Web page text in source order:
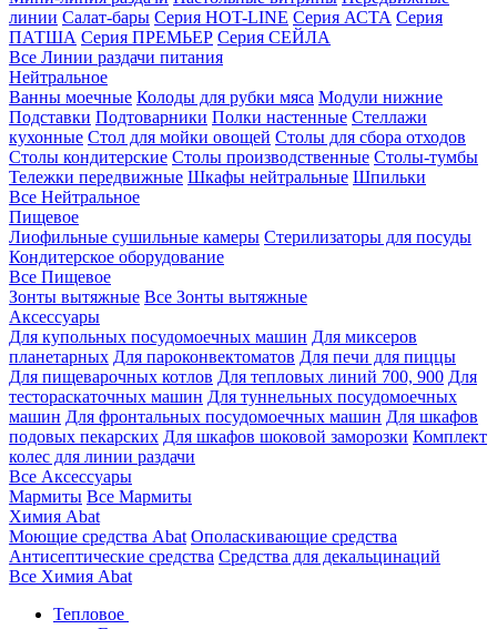
линии Салат-бары Серия HOT-LINE Серия АСТА Серия
ПАТША Серия ПРЕМЬЕР Серия СЕЙЛА
Все Линии раздачи питания
Нейтральное
Ванны моечные Колоды для рубки мяса Модули нижние
Подставки Подтоварники Полки настенные Стеллажи
кухонные Стол для мойки овощей Столы для сбора отходов
Столы кондитерские Столы производственные Столы-тумбы
Тележки передвижные Шкафы нейтральные Шпильки
Все Нейтральное
Пищевое
Лиофильные сушильные камеры Стерилизаторы для посуды
Кондитерское оборудование
Все Пищевое
Зонты вытяжные Все Зонты вытяжные
Аксессуары
Для купольных посудомоечных машин Для миксеров
планетарных Для пароконвектоматов Для печи для пиццы
Для пищеварочных котлов Для тепловых линий 700, 900 Для
тестораскаточных машин Для туннельных посудомоечных
машин Для фронтальных посудомоечных машин Для шкафов
подовых пекарских Для шкафов шоковой заморозки Комплект
колес для линии раздачи
Все Аксессуары
Мармиты Все Мармиты
Химия Abat
Моющие средства Abat Ополаскивающие средства
Антисептические средства Средства для декальцинаций
Все Химия Abat
Тепловое